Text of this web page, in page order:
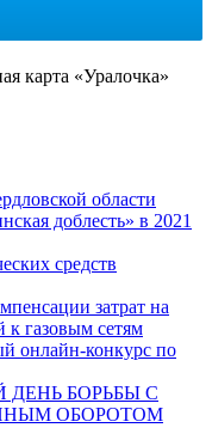
карта «Уралочка»
области
доблесть» в 2021
средств
затрат на
газовым сетям
онлайн-конкурс по
БОРЬБЫ С
ОБОРОТОМ